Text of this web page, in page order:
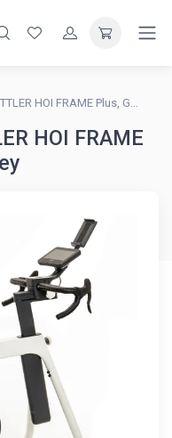
HOI FRAME Plus, Grey
HOI FRAME